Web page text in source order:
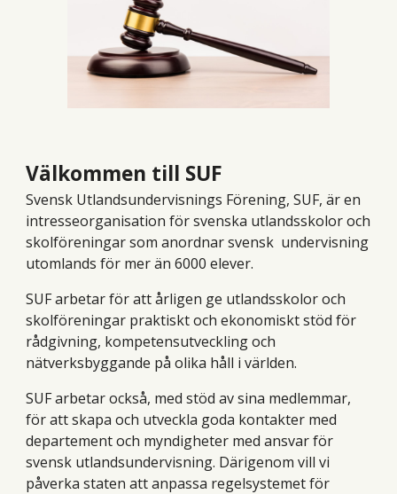
Välkommen till SUF
Svensk Utlandsundervisnings Förening, SUF, är en
intresseorganisation för svenska utlandsskolor och
skolföreningar som anordnar svensk undervisning
utomlands för mer än 6000 elever.
SUF arbetar för att årligen ge utlandsskolor och
skolföreningar praktiskt och ekonomiskt stöd för
rådgivning, kompetensutveckling och
nätverksbyggande på olika håll i världen.
SUF arbetar också, med stöd av sina medlemmar,
för att skapa och utveckla goda kontakter med
departement och myndigheter med ansvar för
svensk utlandsundervisning. Därigenom vill vi
påverka staten att anpassa regelsystemet för